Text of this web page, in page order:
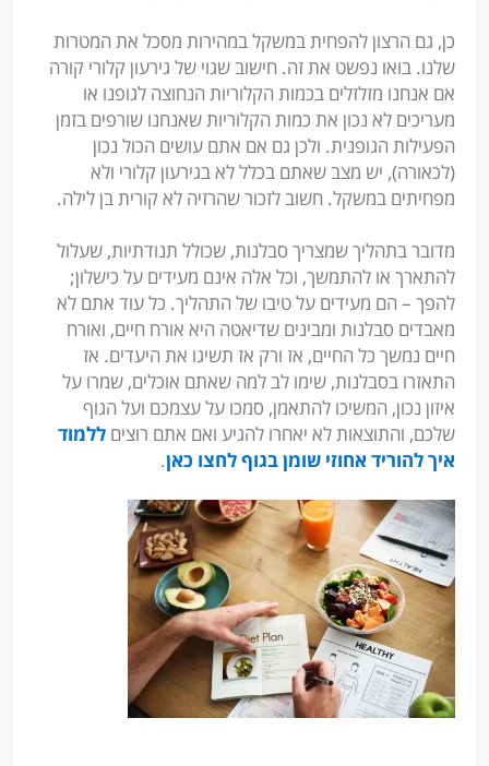
כן, גם הרצון להפחית במשקל במהירות מסכל את המטרות
שלנו. בואו נפשט את זה. חישוב שגוי של גירעון קלורי קורה
אם אנחנו מזלזלים בכמות הקלוריות הנחוצה לגופנו או
מעריכים לא נכון את כמות הקלוריות שאנחנו שורפים בזמן
הפעילות הגופנית. ולכן גם אם אתם עושים הכול נכון
(לכאורה), יש מצב שאתם בכלל לא בגירעון קלורי ולא
מפחיתים במשקל. חשוב לזכור שהרזיה לא קורית בן לילה.
מדובר בתהליך שמצריך סבלנות, שכולל תנודתיות, שעלול
להתארך או להתמשך, וכל אלה אינם מעידים על כישלון;
להפך – הם מעידים על טיבו של התהליך. כל עוד אתם לא
מאבדים סבלנות ומבינים שדיאטה היא אורח חיים, ואורח
חיים נמשך כל החיים, אז ורק אז תשיגו את היעדים. אז
התאזרו בסבלנות, שימו לב למה שאתם אוכלים, שמרו על
איזון נכון, המשיכו להתאמן, סמכו על עצמכם ועל הגוף
שלכם, והתוצאות לא יאחרו להגיע ואם אתם רוצים ללמוד
איך להוריד אחוזי שומן בגוף לחצו כאן.